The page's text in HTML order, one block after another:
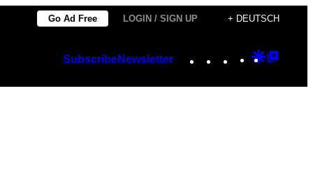
Go Ad Free LOGIN / SIGN UP + DEUTSCH
SubscribeNewsletter Instagram
TikTok
YouTube
Google